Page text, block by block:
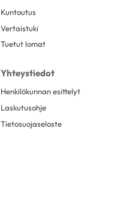
Kuntoutus
Vertaistuki
Tuetut lomat
Yhteystiedot
Henkilökunnan esittelyt
Laskutusohje
Tietosuojaseloste